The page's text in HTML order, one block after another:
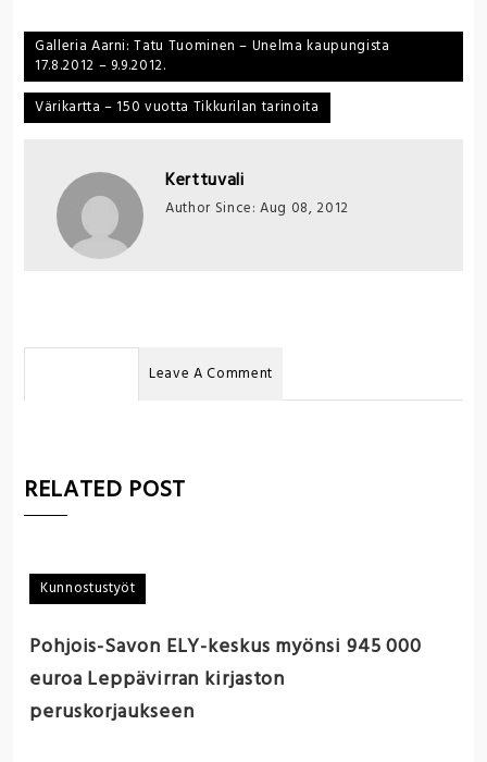
Post
navigation
Galleria Aarni: Tatu Tuominen – Unelma kaupungista
17.8.2012 – 9.9.2012.
Värikartta – 150 vuotta Tikkurilan tarinoita
Kerttuvali
Author Since: Aug 08, 2012
Leave A Comment
RELATED POST
Kunnostustyöt
Pohjois-Savon ELY-keskus myönsi 945 000
euroa Leppävirran kirjaston
peruskorjaukseen